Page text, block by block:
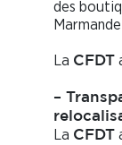
des
La C F DT
–
La CFDT